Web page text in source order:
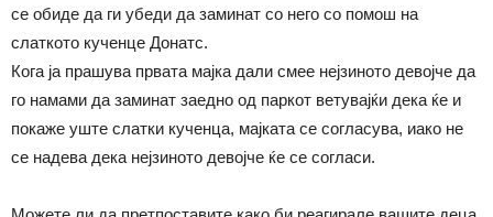
се обиде да ги убеди да заминат со него со помош на
слаткото кученце Донатс.
Кога ја прашува првата мајка дали смее нејзиното девојче да
го намами да заминат заедно од паркот ветувајќи дека ќе и
покаже уште слатки кученца, мајката се согласува, иако не
се надева дека нејзиното девојче ќе се согласи.